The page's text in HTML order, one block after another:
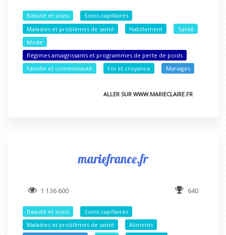
Beauté et soins
Soins capillaires
Maladies et problèmes de santé
Habillement
Santé
Mode
Régimes amaigrissants et programmes de perte de poids
Famille et communauté
Foi et croyance Mariages
ALLER SUR WWW.MARIECLAIRE.FR
mariefrance.fr
1 136 600 640
Beauté et soins
Soins capillaires
Maladies et problèmes de santé
Aliments